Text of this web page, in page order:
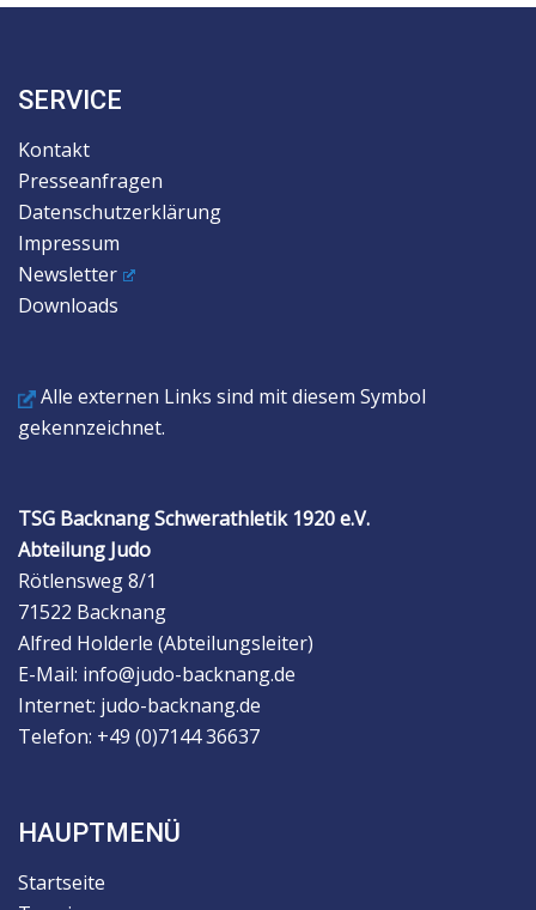
SERVICE
Kontakt
Presseanfragen
Datenschutzerklärung
Impressum
Newsletter
Downloads
Alle externen Links sind mit diesem Symbol
gekennzeichnet.
TSG Backnang Schwerathletik 1920 e.V.
Abteilung Judo
Rötlensweg 8/1
71522 Backnang
Alfred Holderle (Abteilungsleiter)
E-Mail: info@judo-backnang.de
Internet: judo-backnang.de
Telefon: +49 (0)7144 36637
HAUPTMENÜ
Startseite